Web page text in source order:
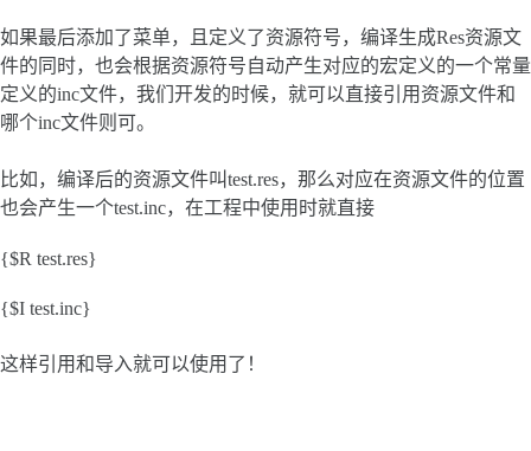
如果最后添加了菜单，且定义了资源符号，编译生成Res资源文
件的同时，也会根据资源符号自动产生对应的宏定义的一个常量
定义的inc文件，我们开发的时候，就可以直接引用资源文件和
哪个inc文件则可。
比如，编译后的资源文件叫test.res，那么对应在资源文件的位置
也会产生一个test.inc，在工程中使用时就直接
{$R test.res}
{$I test.inc}
这样引用和导入就可以使用了！